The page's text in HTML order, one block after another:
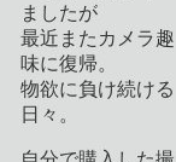
ましたが
最近またカメラ趣
味に復帰。
物欲に負け続ける
日々。